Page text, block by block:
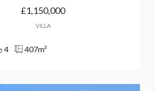
£1,150,000
VILLA
4 407m²